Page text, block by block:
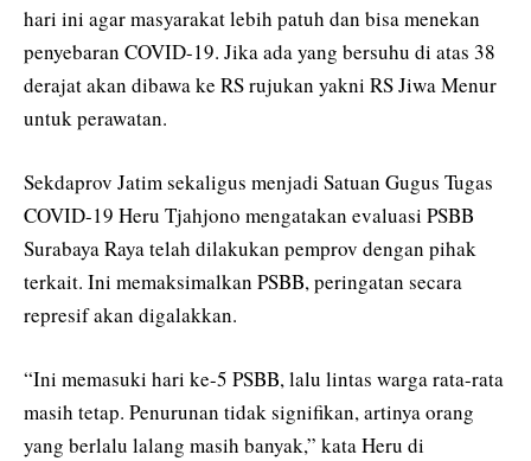
hari ini agar masyarakat lebih patuh dan bisa menekan
penyebaran COVID-19. Jika ada yang bersuhu di atas 38
derajat akan dibawa ke RS rujukan yakni RS Jiwa Menur
untuk perawatan.
Sekdaprov Jatim sekaligus menjadi Satuan Gugus Tugas
COVID-19 Heru Tjahjono mengatakan evaluasi PSBB
Surabaya Raya telah dilakukan pemprov dengan pihak
terkait. Ini memaksimalkan PSBB, peringatan secara
represif akan digalakkan.
“Ini memasuki hari ke-5 PSBB, lalu lintas warga rata-rata
masih tetap. Penurunan tidak signifikan, artinya orang
yang berlalu lalang masih banyak,” kata Heru di